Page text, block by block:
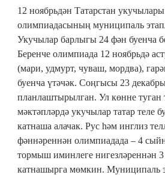
12 ноябрьдән Татарстан
олимпиадасының муниципаль
Укучылар барлыгы 24 фән буенча
Беренче олимпиада 12 ноябрьдә
(мари, удмурт, чуваш, мордва),
буенча үтәчәк. Соңгысы 23
планлаштырылган. Ул көнне туган
мәктәпләрдә укучылар татар теле
катнаша алачак. Рус һәм инглиз
фәннәреннән олимпиадада – 4
тормыш иминлеге нигезләреннән
катнашырга мөмкин. Муниципаль